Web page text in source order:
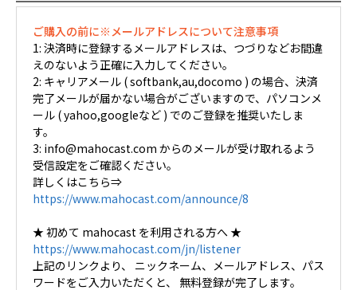
ご購入の前に※メールアドレスについて注意事項
1: 決済時に登録するメールアドレスは、つづりなどお間違
えのないよう正確に入力してください。
2: キャリアメール ( softbank,au,docomo ) の場合、決済
完了メールが届かない場合がございますので、パソコンメ
ール ( yahoo,googleなど ) でのご登録を推奨いたしま
す。
3: info@mahocast.com からのメールが受け取れるよう
受信設定をご確認ください。
詳しくはこちら⇒
https://www.mahocast.com/announce/8
★ 初めて mahocast を利用される方へ ★
https://www.mahocast.com/jn/listener
上記のリンクより、 ニックネーム、メールアドレス、パス
ワードをご入力いただくと、 無料登録が完了します。